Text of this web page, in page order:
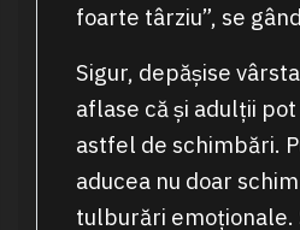
foarte târziu”, se
Sigur, depășise
aflase că și adulții
astfel de schimbări.
aducea nu doar
tulburări emoționale.